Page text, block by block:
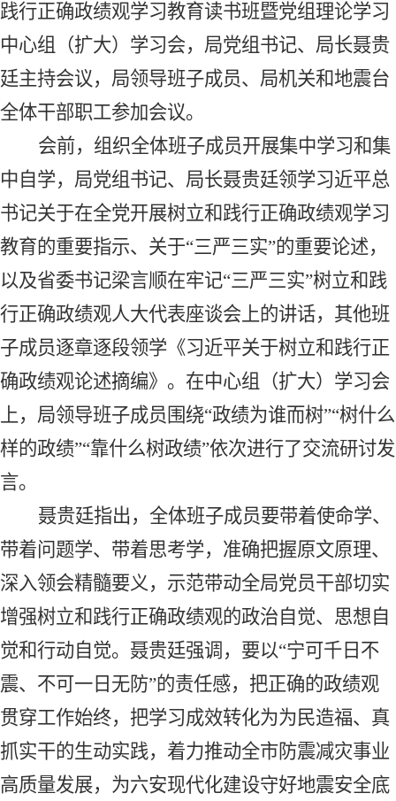
践行正确政绩观学习教育读书班暨党组理论学习
中心组（扩大）学习会，局党组书记、局长聂贵
廷主持会议，局领导班子成员、局机关和地震台
全体干部职工参加会议。
会前，组织全体班子成员开展集中学习和集
中自学，局党组书记、局长聂贵廷领学习近平总
书记关于在全党开展树立和践行正确政绩观学习
教育的重要指示、关于“三严三实”的重要论述，
以及省委书记梁言顺在牢记“三严三实”树立和践
行正确政绩观人大代表座谈会上的讲话，其他班
子成员逐章逐段领学《习近平关于树立和践行正
确政绩观论述摘编》。在中心组（扩大）学习会
上，局领导班子成员围绕“政绩为谁而树”“树什么
样的政绩”“靠什么树政绩”依次进行了交流研讨发
言。
聂贵廷指出，全体班子成员要带着使命学、
带着问题学、带着思考学，准确把握原文原理、
深入领会精髓要义，示范带动全局党员干部切实
增强树立和践行正确政绩观的政治自觉、思想自
觉和行动自觉。聂贵廷强调，要以“宁可千日不
震、不可一日无防”的责任感，把正确的政绩观
贯穿工作始终，把学习成效转化为为民造福、真
抓实干的生动实践，着力推动全市防震减灾事业
高质量发展，为六安现代化建设守好地震安全底